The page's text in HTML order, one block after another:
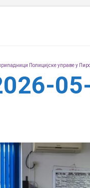
Полицијске управе у